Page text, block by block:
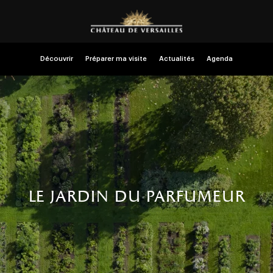
Découvrir Préparer ma visite Actualités Agenda
le jardin du parfumeur